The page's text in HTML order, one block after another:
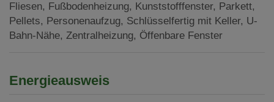
Fliesen Fußbodenheizung Kunststofffenster Parkett
Pellets
Personenaufzug Schlüsselfertig mit Keller U-
Bahn-Nähe Zentralheizung Öffenbare Fenster
Energieausweis